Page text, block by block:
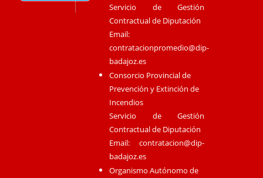
Servicio de Gestión
Contractual de Diputación
Email:
contratacionpromedio@dip-
badajoz.es
Consorcio Provincial de
Prevención y Extinción de
Incendios
Servicio de Gestión
Contractual de Diputación
Email:contratacion@dip-
badajoz.es
Organismo Autónomo de